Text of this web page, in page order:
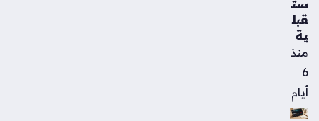
ست
قبل
ية
منذ
6
أيام